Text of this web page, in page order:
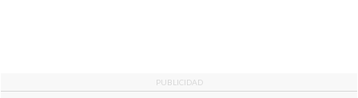
PUBLICIDAD